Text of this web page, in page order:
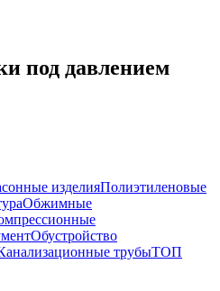
под давлением
изделияПолиэтиленовые
Обжимные
Обустройство
трубыТОП